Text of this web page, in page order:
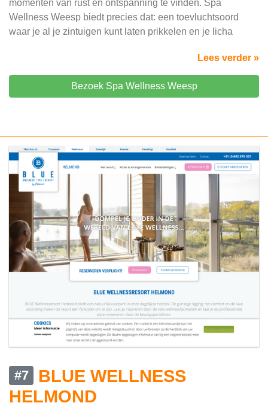
momenten van rust en ontspanning te vinden. Spa
Wellness Weesp biedt precies dat: een toevluchtsoord
waar je al je zintuigen kunt laten prikkelen en je licha
Lees verder »
Bezoek Spa Wellness Weesp
#7
BLUE WELLNESS
HELMOND